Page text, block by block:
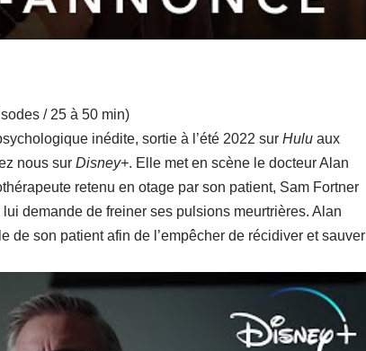
/ 25 à 50 min)
inédite, sortie à l’été 2022 sur Hulu aux
nous sur Disney+. Elle met en scène le docteur Alan
retenu en otage par son patient, Sam Fortner
demande de freiner ses pulsions meurtrières. Alan
de son patient afin de l’empêcher de récidiver et sauver